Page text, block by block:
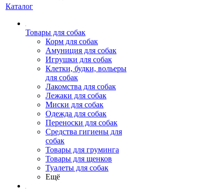
Каталог
Товары для собак
Корм для собак
Амуниция для собак
Игрушки для собак
Клетки, будки, вольеры
для собак
Лакомства для собак
Лежаки для собак
Миски для собак
Одежда для собак
Переноски для собак
Средства гигиены для
собак
Товары для груминга
Товары для щенков
Туалеты для собак
Ещё